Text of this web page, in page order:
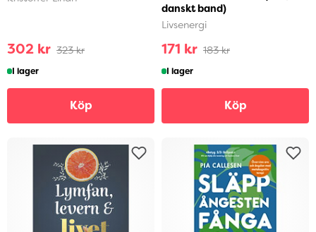
302 kr 323 kr
I lager
Köp
danskt band)
Livsenergi
171 kr 183 kr
I lager
Köp